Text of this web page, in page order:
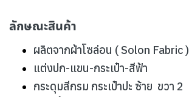
ลักษณะสินค้า
ผลิตจากผ้าโซล่อน ( Solon Fabric )
แต่งปก-แขน-กระเป๋า-สีฟ้า
กระดุมสีกรม กระเป๋าปะ ซ้าย ขวา 2